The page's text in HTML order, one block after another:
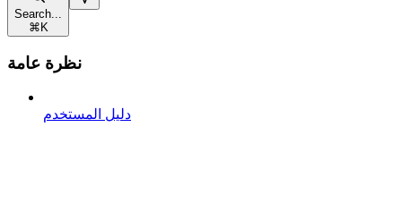
Search...
⌘ K
نظرة عامة
دليل المستخدم